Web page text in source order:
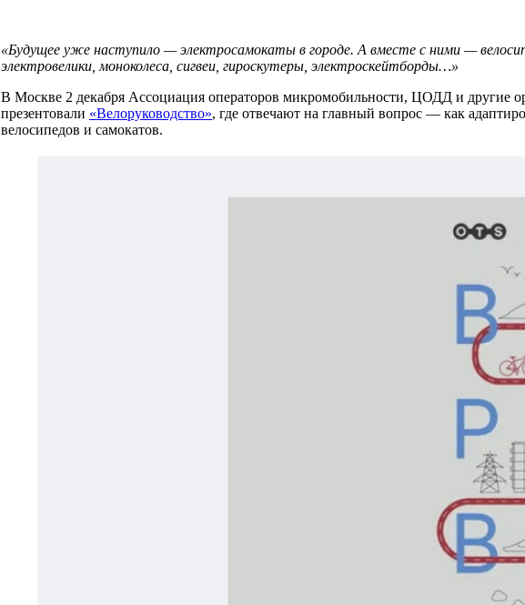
«Будущее уже наступило — электросамокаты в городе. А вместе с ними —
электровелики, моноколеса, сигвеи, гироскутеры, электроскейтборды…»
В Москве 2 декабря Ассоциация операторов микромобильности, ЦОДД и другие
презентовали «Велоруководство», где отвечают на главный вопрос — как
велосипедов и самокатов.